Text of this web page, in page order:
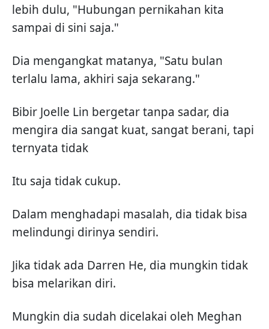
lebih dulu, "Hubungan pernikahan kita
sampai di sini saja."
Dia mengangkat matanya, "Satu bulan
terlalu lama, akhiri saja sekarang."
Bibir Joelle Lin bergetar tanpa sadar, dia
mengira dia sangat kuat, sangat berani, tapi
ternyata tidak
Itu saja tidak cukup.
Dalam menghadapi masalah, dia tidak bisa
melindungi dirinya sendiri.
Jika tidak ada Darren He, dia mungkin tidak
bisa melarikan diri.
Mungkin dia sudah dicelakai oleh Meghan